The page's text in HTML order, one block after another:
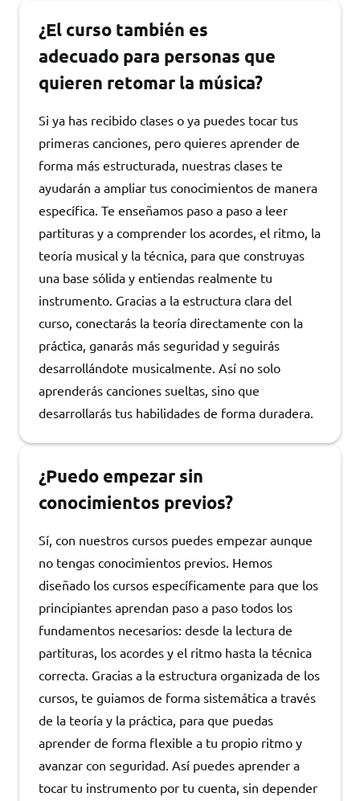
¿El curso también es
adecuado para personas que
quieren retomar la música?
Si ya has recibido clases o ya puedes tocar tus
primeras canciones, pero quieres aprender de
forma más estructurada, nuestras clases te
ayudarán a ampliar tus conocimientos de manera
específica. Te enseñamos paso a paso a leer
partituras y a comprender los acordes, el ritmo, la
teoría musical y la técnica, para que construyas
una base sólida y entiendas realmente tu
instrumento. Gracias a la estructura clara del
curso, conectarás la teoría directamente con la
práctica, ganarás más seguridad y seguirás
desarrollándote musicalmente. Así no solo
aprenderás canciones sueltas, sino que
desarrollarás tus habilidades de forma duradera.
¿Puedo empezar sin
conocimientos previos?
Sí, con nuestros cursos puedes empezar aunque
no tengas conocimientos previos. Hemos
diseñado los cursos específicamente para que los
principiantes aprendan paso a paso todos los
fundamentos necesarios: desde la lectura de
partituras, los acordes y el ritmo hasta la técnica
correcta. Gracias a la estructura organizada de los
cursos, te guiamos de forma sistemática a través
de la teoría y la práctica, para que puedas
aprender de forma flexible a tu propio ritmo y
avanzar con seguridad. Así puedes aprender a
tocar tu instrumento por tu cuenta, sin depender